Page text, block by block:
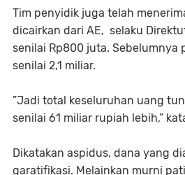
Tim penyidik juga telah
dicairkan dari AE, selaku
senilai Rp800 juta. Sebelumnya
senilai 2,1 miliar.
”Jadi total keseluruhan uang
senilai 61 miliar rupiah lebih,”
Dikatakan aspidus, dana yang
garatifikasi. Melainkan murni